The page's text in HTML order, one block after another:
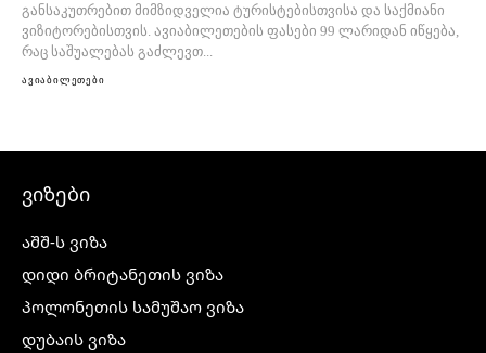
განსაკუთრებით მიმზიდველია ტურისტებისთვისა და საქმიანი
ვიზიტორებისთვის. ავიაბილეთების ფასები 99 ლარიდან იწყება,
რაც საშუალებას გაძლევთ...
ავიაბილეთები
ვიზები
აშშ-ს ვიზა
დიდი ბრიტანეთის ვიზა
პოლონეთის სამუშაო ვიზა
დუბაის ვიზა